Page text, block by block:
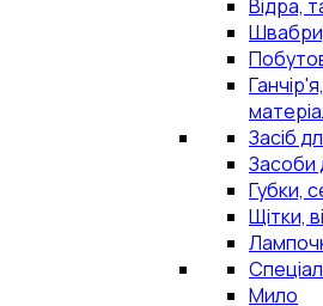
Відра,
Засіб
Засоби
Губки,
Щітки,
Мило